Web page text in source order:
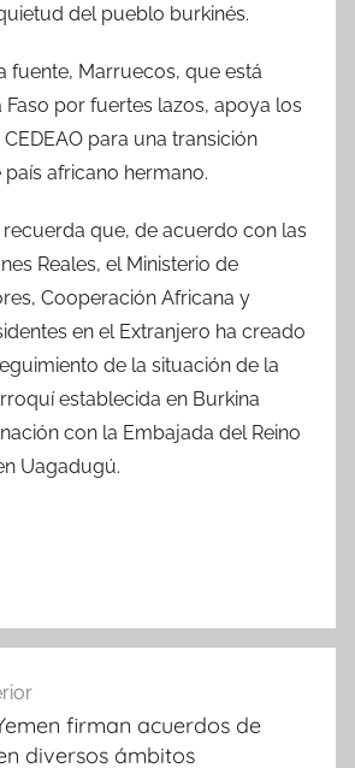
del pueblo burkinés.
fuente, Marruecos, que está
Faso por fuertes lazos, apoya los
para una transición
país africano hermano.
que, de acuerdo con las
Reales, el Ministerio de
Cooperación Africana y
en el Extranjero ha creado
de la situación de la
establecida en Burkina
con la Embajada del Reino
Uagadugú.
firman acuerdos de
diversos ámbitos